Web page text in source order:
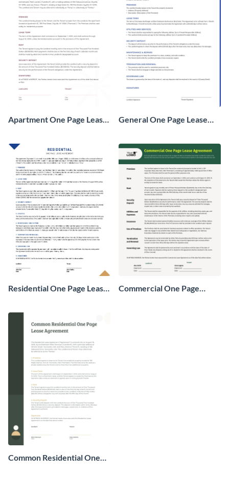
Apartment One Page Lease
General One Page Lease
Residential One Page Lease
Commercial One Page
Common Residential One